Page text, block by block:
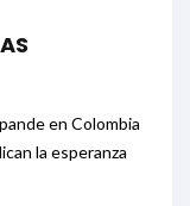
en Colombia
la esperanza